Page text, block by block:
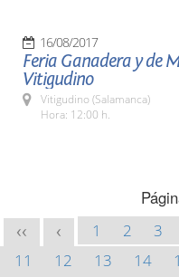
16/08/2017
Feria Ganadera y de
Vitigudino
Vitigudino (Salamanca)
Hora: 12:00 h.
<< < 1 2 3
11
12 13 14